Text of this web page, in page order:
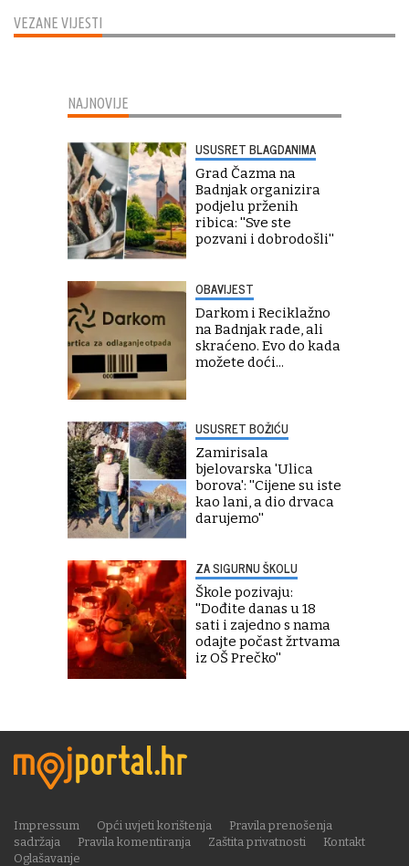
VEZANE VIJESTI
NAJNOVIJE
USUSRET BLAGDANIMA
Grad Čazma na
Badnjak organizira
podjelu prženih
ribica: ''Sve ste
pozvani i dobrodošli''
OBAVIJEST
Darkom i Reciklažno
na Badnjak rade, ali
skraćeno. Evo do kada
možete doći...
USUSRET BOŽIĆU
Zamirisala
bjelovarska 'Ulica
borova': ''Cijene su iste
kao lani, a dio drvaca
darujemo''
ZA SIGURNU ŠKOLU
Škole pozivaju:
''Dođite danas u 18
sati i zajedno s nama
odajte počast žrtvama
iz OŠ Prečko''
Impressum Opći uvjeti korištenja
Pravila prenošenja
sadržaja
Pravila komentiranja Zaštita privatnosti
Kontakt
Oglašavanje